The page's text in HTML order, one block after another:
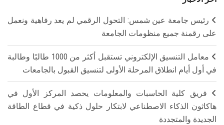
رئيس جامعة عين شمس: التحول الرقمي لم يعد رفاهية ونعمل
على رقمنة جميع منظومات الجامعة
معامل التنسيق الإلكتروني تستقبل أكثر من 1000 طالبًا وطالبة
في أول أيام انطلاق المرحلة الأولى لتنسيق القبول بالجامعات
فريق كلية الحاسبات والمعلومات يحصد المركز الأول في
هاكاثون الذكاء الاصطناعي لابتكار حلول ذكية في قطاع الطاقة
الجديدة والمتجددة